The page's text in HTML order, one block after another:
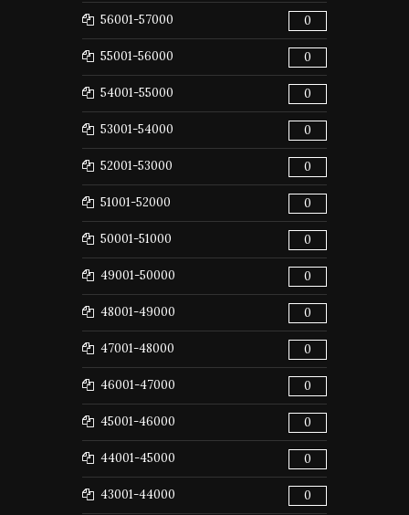
56001-57000 0
55001-56000 0
54001-55000 0
53001-54000 0
52001-53000 0
51001-52000 0
50001-51000 0
49001-50000 0
48001-49000 0
47001-48000 0
46001-47000 0
45001-46000 0
44001-45000 0
43001-44000 0